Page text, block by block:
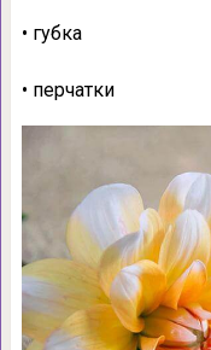
• губка
• перчатки